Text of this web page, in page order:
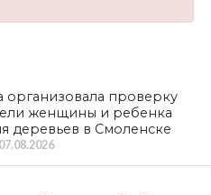
организовала проверку
женщины и ребенка
деревьев в Смоленске
07.08.2026